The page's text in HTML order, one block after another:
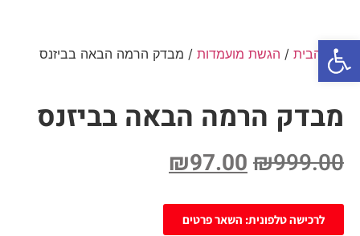
פתח סרגל נגישות
עמוד הבית / הגשת מועמדות / מבדק הרמה הבאה בביזנס
מבדק הרמה הבאה בביזנס
₪999.00
₪97.00
לרכישה טלפונית: השאר פרטים